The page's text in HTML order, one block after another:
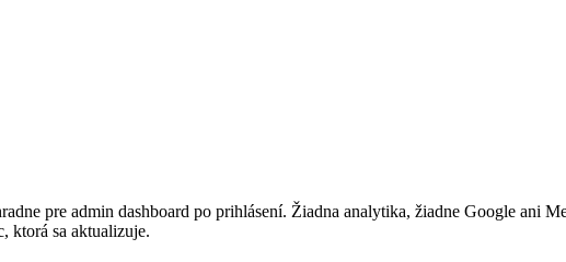
pre admin dashboard po prihlásení. Žiadna analytika, žiadne Google ani
ktorá sa aktualizuje.